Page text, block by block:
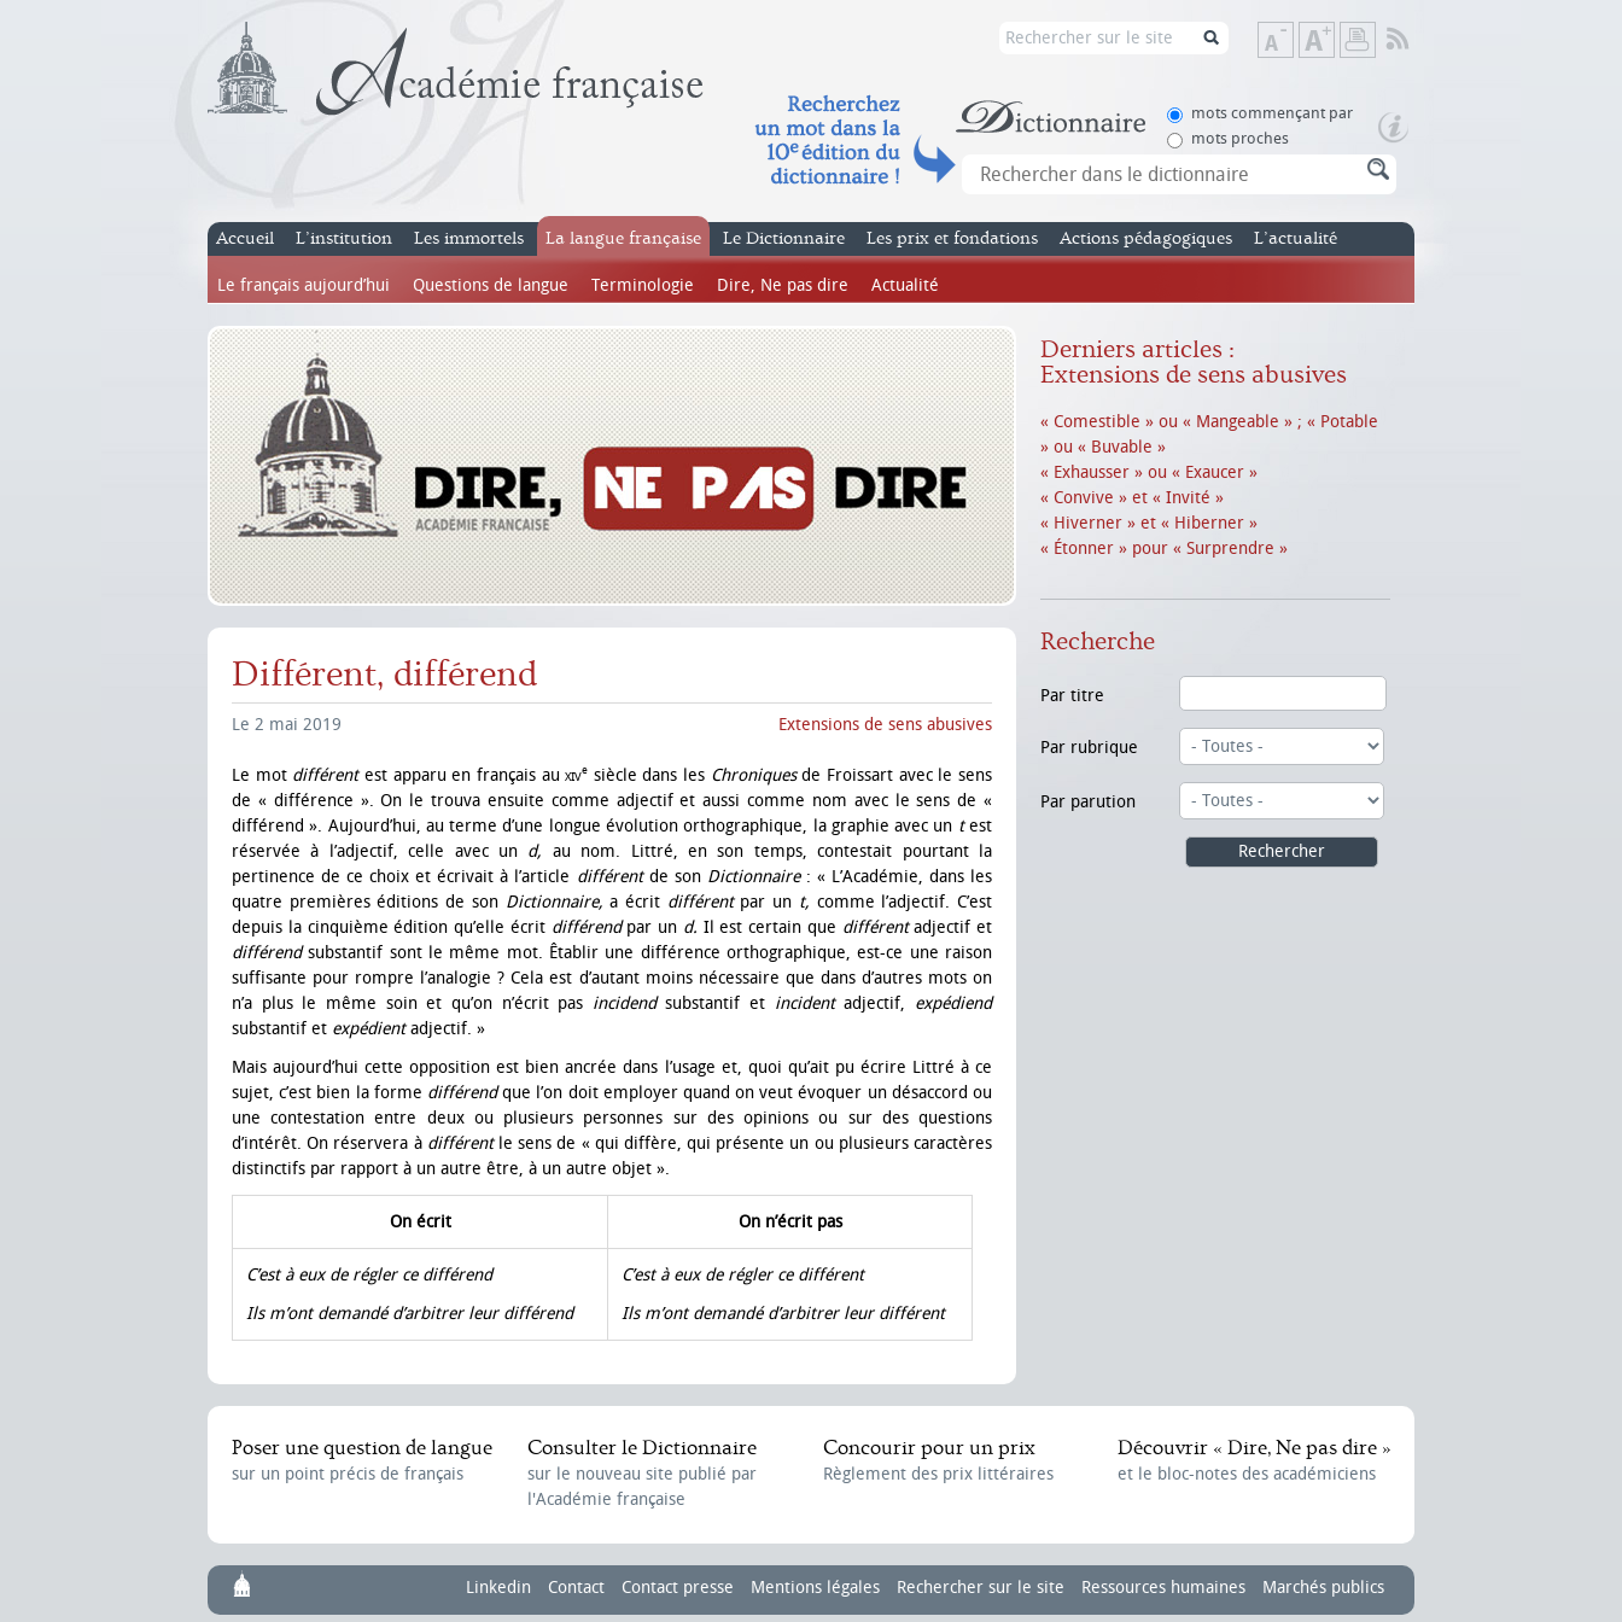
Diminuer
la
de
Augmenter
la
de
mots commençant par
mots proches
Accueil L’institution Les immortels La langue française
Le français aujourd’hui Questions de langue Terminologie Dire, Ne pas dire Actualité
Le Dictionnaire Les prix et fondations Actions pédagogiques L’actualité
Différent, différend
Le 2 mai 2019 Extensions de sens abusives
Le mot différentest apparu en français au xive siècle dans les Chroniquesde Froissart avec le sens
de « différence ». On le trouva ensuite comme adjectif et aussi comme nom avec le sens de «
différend ». Aujourd’hui, au terme d’une longue évolution orthographique, la graphie avec un test
réservée à l’adjectif, celle avec un d, au nom. Littré, en son temps, contestait pourtant la
pertinence de ce choix et écrivait à l’article différentde son Dictionnaire : « L’Académie, dans les
quatre premières éditions de son Dictionnaire, a écrit différentpar un t, comme l’adjectif. C’est
depuis la cinquième édition qu’elle écrit différendpar un d. Il est certain que différentadjectif et
différendsubstantif sont le même mot. Êtablir une différence orthographique, est-ce une raison
suffisante pour rompre l’analogie ? Cela est d’autant moins nécessaire que dans d’autres mots on
n’a plus le même soin et qu’on n’écrit pas incidendsubstantif et incidentadjectif, expédiend
substantif et expédientadjectif. »
Mais aujourd’hui cette opposition est bien ancrée dans l’usage et, quoi qu’ait pu écrire Littré à ce
sujet, c’est bien la forme différendque l’on doit employer quand on veut évoquer un désaccord ou
une contestation entre deux ou plusieurs personnes sur des opinions ou sur des questions
d’intérêt. On réservera à différentle sens de « qui diffère, qui présente un ou plusieurs caractères
distinctifs par rapport à un autre être, à un autre objet ».
On écrit On n’écrit pas
C’est à eux de régler ce différend
Ils m’ont demandé d’arbitrer leur différend
C’est à eux de régler ce différent
Ils m’ont demandé d’arbitrer leur différent
Derniers articles :
Extensions de sens abusives
« Comestible » ou « Mangeable » ; « Potable
» ou « Buvable »
« Exhausser » ou « Exaucer »
« Convive » et « Invité »
« Hiverner » et « Hiberner »
« Étonner » pour « Surprendre »
Recherche
Par titre
Par rubrique
Par parution
Poser une question de langue
sur un point précis de français
Consulter le Dictionnaire
sur le nouveau site publié par
l'Académie française
Concourir pour un prix
Règlement des prix littéraires
Découvrir « Dire, Ne pas dire »
et le bloc-notes des académiciens
Linkedin Contact Contact presse Mentions légales Rechercher sur le site Ressources humaines Marchés publics